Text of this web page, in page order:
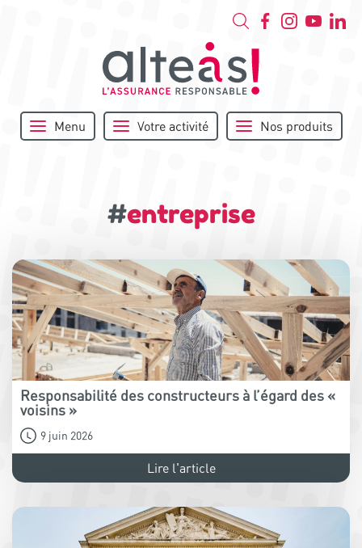
Menu Votre activité Nos produits
#entreprise
Responsabilité des constructeurs à l’égard des «
voisins »
9 juin 2026
Lire l'article